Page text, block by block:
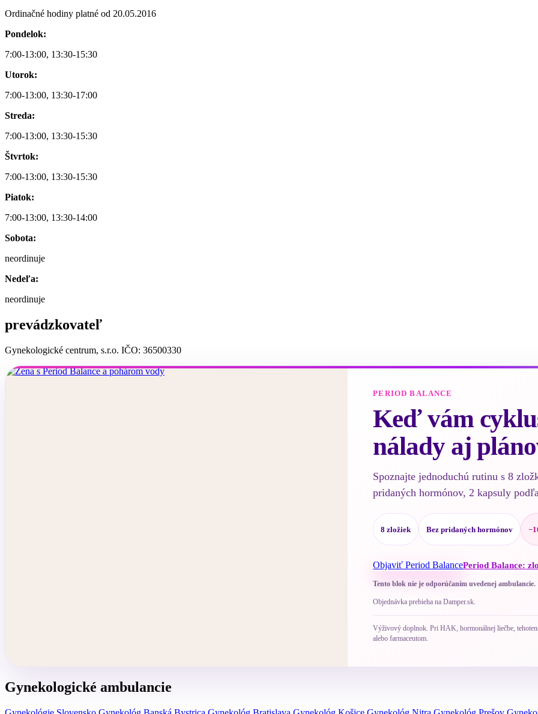
Ordinačné hodiny platné od 20.05.2016
Pondelok:
7:00-13:00, 13:30-15:30
Utorok:
7:00-13:00, 13:30-17:00
Streda:
7:00-13:00, 13:30-15:30
Štvrtok:
7:00-13:00, 13:30-15:30
Piatok:
7:00-13:00, 13:30-14:00
Sobota:
neordinuje
Nedeľa:
neordinuje
prevádzkovateľ
Gynekologické centrum, s.r.o. IČO: 36500330
PERIOD BALANCE
Keď vám
nálady aj
Spoznajte jednoduchú rutinu s 8
pridaných hormónov, 2 kapsuly
8 zložiek Bez pridaných hormónov
Objaviť Period BalancePeriod Balance:
Tento blok nie je odporúčaním uvedenej ambulancie.
Objednávka prebieha na Damper.sk.
Výživový doplnok. Pri HAK, hormonálnej liečbe,
alebo farmaceutom.
Gynekologické ambulancie